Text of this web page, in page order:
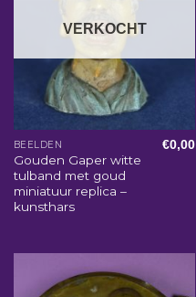
VERKOCHT
BEELDEN
Gouden Gaper witte
tulband met goud
miniatuur replica –
kunsthars
€0,00